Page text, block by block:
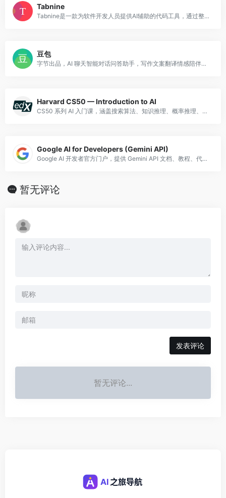
Tabnine
Tabnine是一款为软件开发人员提供AI辅助的代码工具，通过整行和完整功能的代码补全，帮助开发者更高效地编写代码
豆包
字节出品，AI 聊天智能对话问答助手，写作文案翻译情感陪伴编程全能工具。豆包为你答疑解惑，提供灵感，辅助创作，也可以和你畅聊任何你感兴趣的话题。
Harvard CS50 — Introduction to AI
CS50 系列 AI 入门课，涵盖搜索算法、知识推理、概率推理、神经网络等，延续 CS50 的高品质教学风格。
Google AI for Developers (Gemini API)
Google AI 开发者官方门户，提供 Gemini API 文档、教程、代码示例，是学习 Google AI 技术的官方入口。
暂无评论
发表评论
暂无评论...